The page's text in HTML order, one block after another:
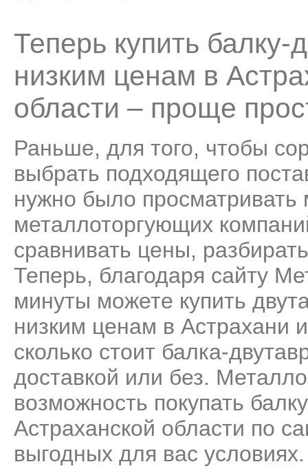
Теперь купить
низким ценам в
области – проще
Раньше, для того, чтобы
выбрать подходящего
нужно было
металлоторгующих
сравнивать цены,
Теперь, благодаря сайту
минуты можете купить
низким ценам в Астрахани
сколько стоит балка-
доставкой или без.
возможность покупать
Астраханской области по
выгодных для вас условиях.